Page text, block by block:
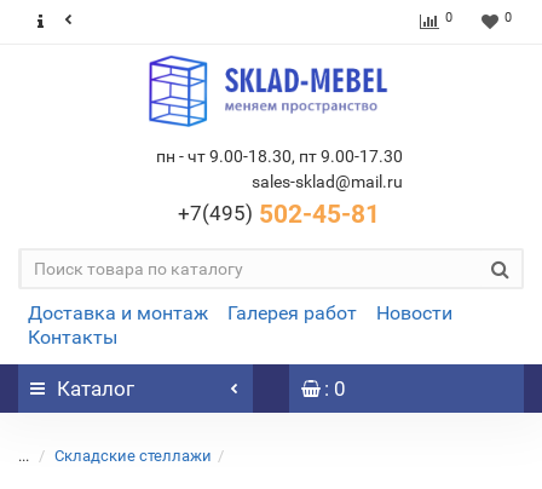
0 0
пн - чт 9.00-18.30, пт 9.00-17.30
sales-sklad@mail.ru
+7(495) 502-45-81
Доставка и монтаж Галерея работ
Новости
Контакты
Каталог : 0
... Складские стеллажи